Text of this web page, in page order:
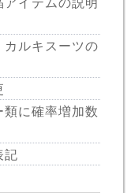
ルキスーツの
に確率増加数
記